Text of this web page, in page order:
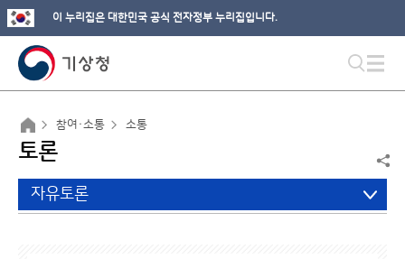
이 누리집은 대한민국 공식 전자정부 누리집입니다.
참여·소통 소통
토론
자유토론